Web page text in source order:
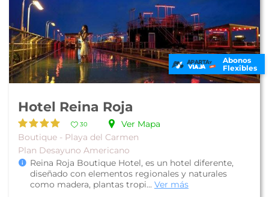
Abonos
Flexibles
Hotel Reina Roja
30
Ver Mapa
Boutique - Playa del Carmen
Plan Desayuno Americano
Reina Roja Boutique Hotel, es un hotel diferente,
diseñado con elementos regionales y naturales
como madera, plantas tropi... Ver más